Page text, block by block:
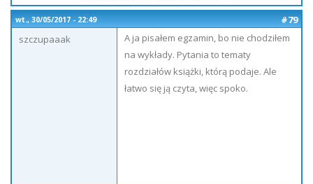
wt., 30/05/2017 - 22:49
#79
szczupaaak
A ja pisałem egzamin, bo nie chodziłem
na wykłady. Pytania to tematy
rozdziałów książki, którą podaje. Ale
łatwo się ją czyta, więc spoko.